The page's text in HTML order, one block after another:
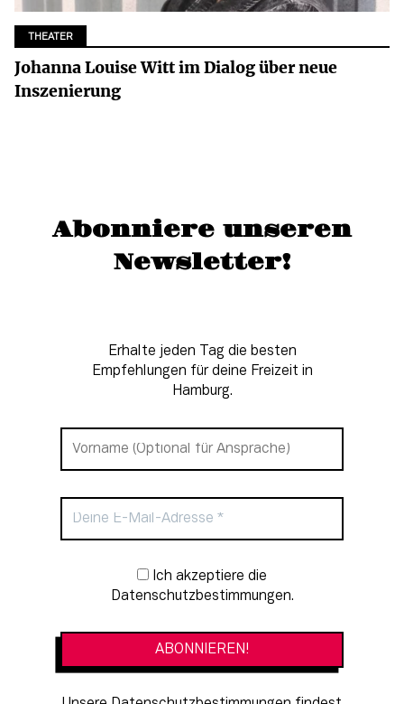
THEATER
Johanna Louise Witt im Dialog über neue
Inszenierung
Abonniere unseren
Newsletter!
Erhalte jeden Tag die besten
Empfehlungen für deine Freizeit in
Hamburg.
Newsletter-Anmeldung
Datenschutzbestimmungen.